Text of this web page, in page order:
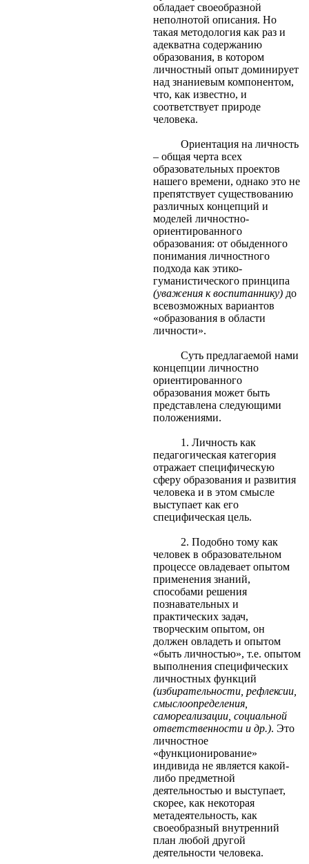
обладает своеобразной
неполнотой описания. Но
такая методология как раз и
адекватна содержанию
образования, в котором
личностный опыт доминирует
над знаниевым компонентом,
что, как известно, и
соответствует природе
человека.
Ориентация на личность
– общая черта всех
образовательных проектов
нашего времени, однако это не
препятствует существованию
различных концепций и
моделей личностно-
ориентированного
образования: от обыденного
понимания личностного
подхода как этико-
гуманистического принципа
(уважения к воспитаннику)до
всевозможных вариантов
«образования в области
личности».
Суть предлагаемой нами
концепции личностно
ориентированного
образования может быть
представлена следующими
положениями.
1. Личность как
педагогическая категория
отражает специфическую
сферу образования и развития
человека и в этом смысле
выступает как его
специфическая цель.
2. Подобно тому как
человек в образовательном
процессе овладевает опытом
применения знаний,
способами решения
познавательных и
практических задач,
творческим опытом, он
должен овладеть и опытом
«быть личностью», т.е. опытом
выполнения специфических
личностных функций
(избирательности, рефлексии,
смыслоопределения,
самореализации, социальной
ответственности и др.). Это
личностное
«функционирование»
индивида не является какой-
либо предметной
деятельностью и выступает,
скорее, как некоторая
метадеятельность, как
своеобразный внутренний
план любой другой
деятельности человека.